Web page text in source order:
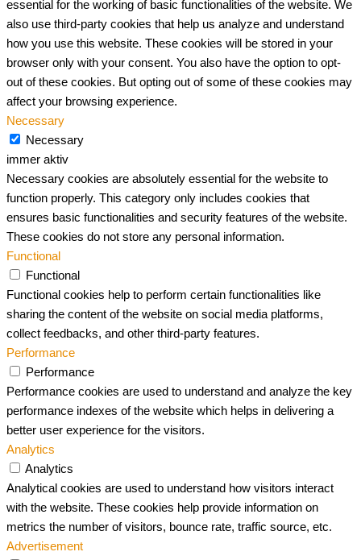
essential for the working of basic functionalities of the website. We
also use third-party cookies that help us analyze and understand
how you use this website. These cookies will be stored in your
browser only with your consent. You also have the option to opt-
out of these cookies. But opting out of some of these cookies may
affect your browsing experience.
Necessary
Necessary
immer aktiv
Necessary cookies are absolutely essential for the website to
function properly. This category only includes cookies that
ensures basic functionalities and security features of the website.
These cookies do not store any personal information.
Functional
Functional
Functional cookies help to perform certain functionalities like
sharing the content of the website on social media platforms,
collect feedbacks, and other third-party features.
Performance
Performance
Performance cookies are used to understand and analyze the key
performance indexes of the website which helps in delivering a
better user experience for the visitors.
Analytics
Analytics
Analytical cookies are used to understand how visitors interact
with the website. These cookies help provide information on
metrics the number of visitors, bounce rate, traffic source, etc.
Advertisement